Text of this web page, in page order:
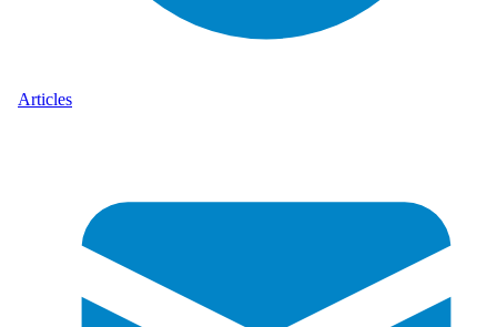
Articles